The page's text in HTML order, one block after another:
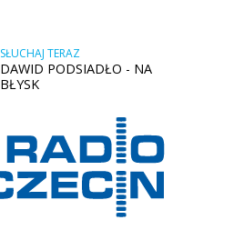
SŁUCHAJ TERAZ
DAWID PODSIADŁO - NA
BŁYSK